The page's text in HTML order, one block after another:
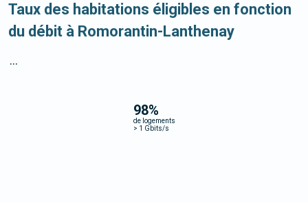
Taux des habitations éligibles en fonction
du débit à Romorantin-Lanthenay
98%
de logements
> 1 Gbits/s
...